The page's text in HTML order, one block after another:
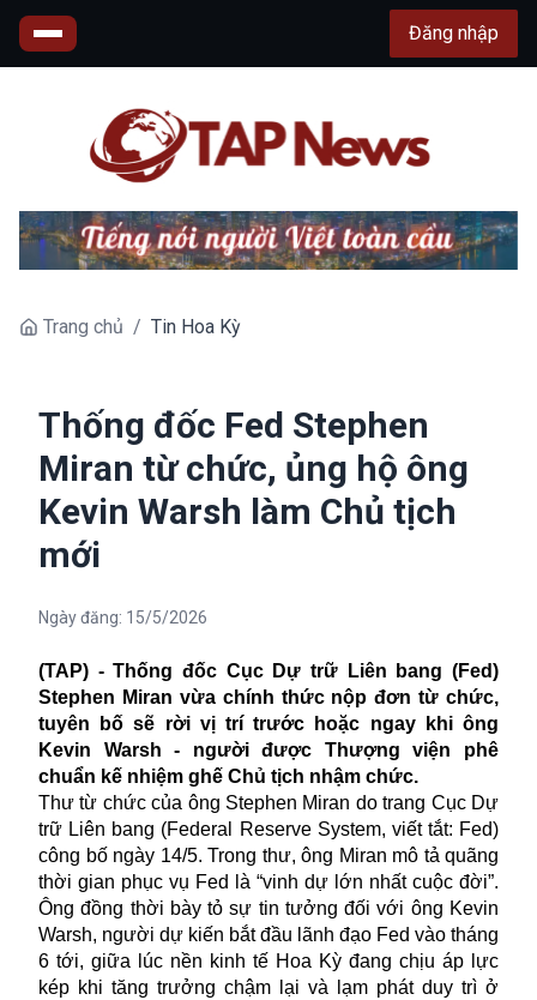
Đăng nhập
Trang chủ / Tin Hoa Kỳ
Thống đốc Fed Stephen
Miran từ chức, ủng hộ ông
Kevin Warsh làm Chủ tịch
mới
Ngày đăng: 15/5/2026
(TAP) - Thống đốc Cục Dự trữ Liên bang (Fed)
Stephen Miran vừa chính thức nộp đơn từ chức,
tuyên bố sẽ rời vị trí trước hoặc ngay khi ông
Kevin Warsh - người được Thượng viện phê
chuẩn kế nhiệm ghế Chủ tịch nhậm chức.
Thư từ chức của ông Stephen Miran do trang Cục Dự
trữ Liên bang (Federal Reserve System, viết tắt: Fed)
công bố ngày 14/5. Trong thư, ông Miran mô tả quãng
thời gian phục vụ Fed là “vinh dự lớn nhất cuộc đời”.
Ông đồng thời bày tỏ sự tin tưởng đối với ông Kevin
Warsh, người dự kiến bắt đầu lãnh đạo Fed vào tháng
6 tới, giữa lúc nền kinh tế Hoa Kỳ đang chịu áp lực
kép khi tăng trưởng chậm lại và lạm phát duy trì ở